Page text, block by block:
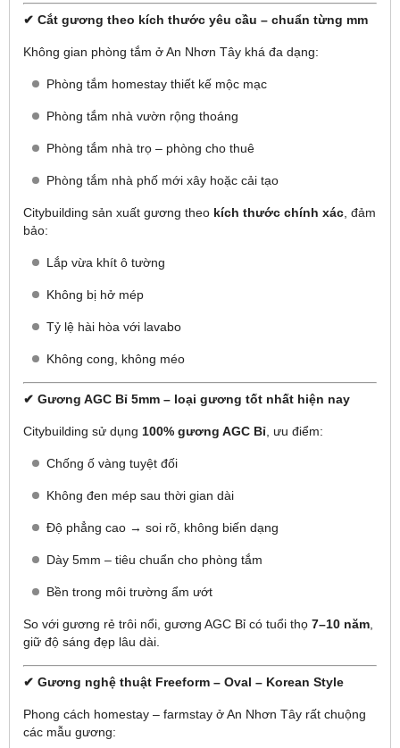
✔ Cắt gương theo kích thước yêu cầu – chuẩn từng mm
Không gian phòng tắm ở An Nhơn Tây khá đa dạng:
Phòng tắm homestay thiết kế mộc mạc
Phòng tắm nhà vườn rộng thoáng
Phòng tắm nhà trọ – phòng cho thuê
Phòng tắm nhà phố mới xây hoặc cải tạo
Citybuilding sản xuất gương theo kích thước chính xác , đảm
bảo:
Lắp vừa khít ô tường
Không bị hở mép
Tỷ lệ hài hòa với lavabo
Không cong, không méo
✔ Gương AGC Bỉ 5mm – loại gương tốt nhất hiện nay
Citybuilding sử dụng 100% gương AGC Bỉ , ưu điểm:
Chống ố vàng tuyệt đối
Không đen mép sau thời gian dài
Độ phẳng cao → soi rõ, không biến dạng
Dày 5mm – tiêu chuẩn cho phòng tắm
Bền trong môi trường ẩm ướt
So với gương rẻ trôi nổi, gương AGC Bỉ có tuổi thọ 7–10 năm
giữ độ sáng đẹp lâu dài.
✔ Gương nghệ thuật Freeform – Oval – Korean Style
Phong cách homestay – farmstay ở An Nhơn Tây rất chuộng
các mẫu gương: